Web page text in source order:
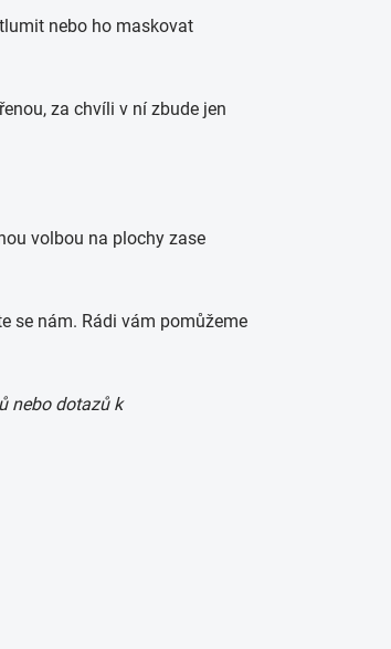
nebo ho maskovat
za chvíli v ní zbude jen
volbou na plochy zase
se nám. Rádi vám pomůžeme
nebo dotazů k